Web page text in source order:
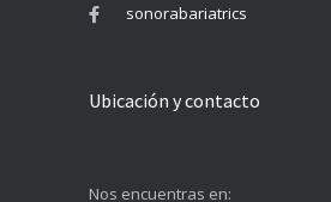
sonorabariatrics
Ubicación y contacto
Nos encuentras en: